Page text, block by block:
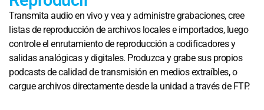
Transmita audio en vivo y vea y administre grabaciones, cree
listas de reproducción de archivos locales e importados, luego
controle el enrutamiento de reproducción a codificadores y
salidas analógicas y digitales. Produzca y grabe sus propios
podcasts de calidad de transmisión en medios extraíbles, o
cargue archivos directamente desde la unidad a través de FTP.